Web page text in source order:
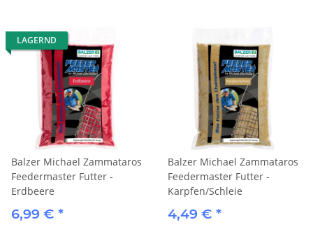
LAGERND
Balzer Michael Zammataros
Feedermaster Futter -
Erdbeere
6,99 € *
Balzer Michael Zammataros
Feedermaster Futter -
Karpfen/Schleie
4,49 € *